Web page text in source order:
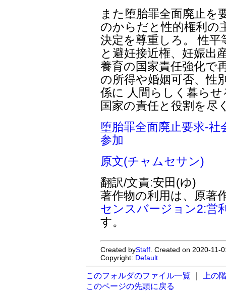
また堕胎罪全面廃止を
のからだと性的権利の
決定を尊重しろ。 性平
と避妊接近権、妊娠出
養育の国家責任強化で
の所得や婚姻可否、性
係に 人間らしく暮ら
国家の責任と役割を尽
堕胎罪全面廃止要求-
参加
原文(チャムセサン)
翻訳/文責:安田(ゆ)
著作物の利用は、原著
センスバージョン2:営
す。
Created byStaff. Created on 2020-11-
Copyright: Default
このフォルダのファイル一覧
上の
このページの先頭に戻る